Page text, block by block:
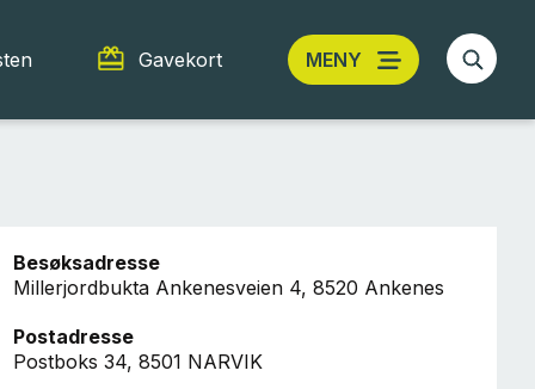
Gavekort MENY
Besøksadresse
Millerjordbukta Ankenesveien 4, 8520 Ankenes
Postadresse
Postboks 34, 8501 NARVIK